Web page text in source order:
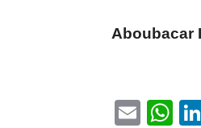
Aboubacar